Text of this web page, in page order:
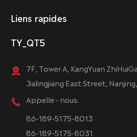
Liens rapides
TY_QT5
7F, Tower A, KangYuan
Jialingjiang East Street,
Appelle - nous.
86-189-5175-8013
86-189-5175-8031